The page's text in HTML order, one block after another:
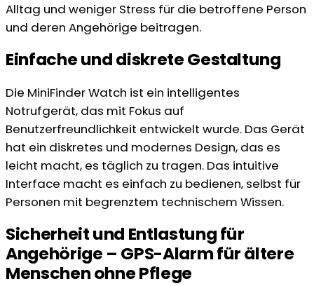
Alltag und weniger Stress für die betroffene Person
und deren Angehörige beitragen.
Einfache und diskrete Gestaltung
Die MiniFinder Watch ist ein intelligentes
Notrufgerät, das mit Fokus auf
Benutzerfreundlichkeit entwickelt wurde. Das Gerät
hat ein diskretes und modernes Design, das es
leicht macht, es täglich zu tragen. Das intuitive
Interface macht es einfach zu bedienen, selbst für
Personen mit begrenztem technischem Wissen.
Sicherheit und Entlastung für
Angehörige – GPS-Alarm für ältere
Menschen ohne Pflege